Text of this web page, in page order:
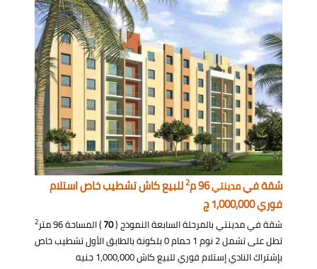
شقة فيمدينتي96 م 2للبيع كاش تشطيب خاص استلام
فوري 1,000,000 ج
شقة في مدينتي بالمرحلة السابعة النموذج (70) المساحة 96 متر 2
تطل على تشمل 2 نوم 1 حمام 0 بلكونة بالطابق الأول تشطيب خاص
بإشتراك النادي إستلام فوري للبيع كاش 1,000,000 جنيه